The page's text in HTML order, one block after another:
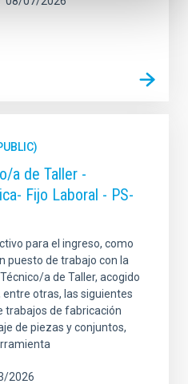
a de Taller -
Fijo Laboral - PS-
para el ingreso, como
puesto de trabajo con la
a de Taller, acogido
otras, las siguientes
trabajos de fabricación
de piezas y conjuntos,
2026